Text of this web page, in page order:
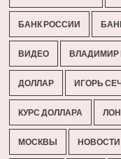
БАНК РОССИИ
ВИДЕО ВЛАДИМИР
ДОЛЛАР ИГОРЬ
КУРС ДОЛЛАРА
МОСКВЫ